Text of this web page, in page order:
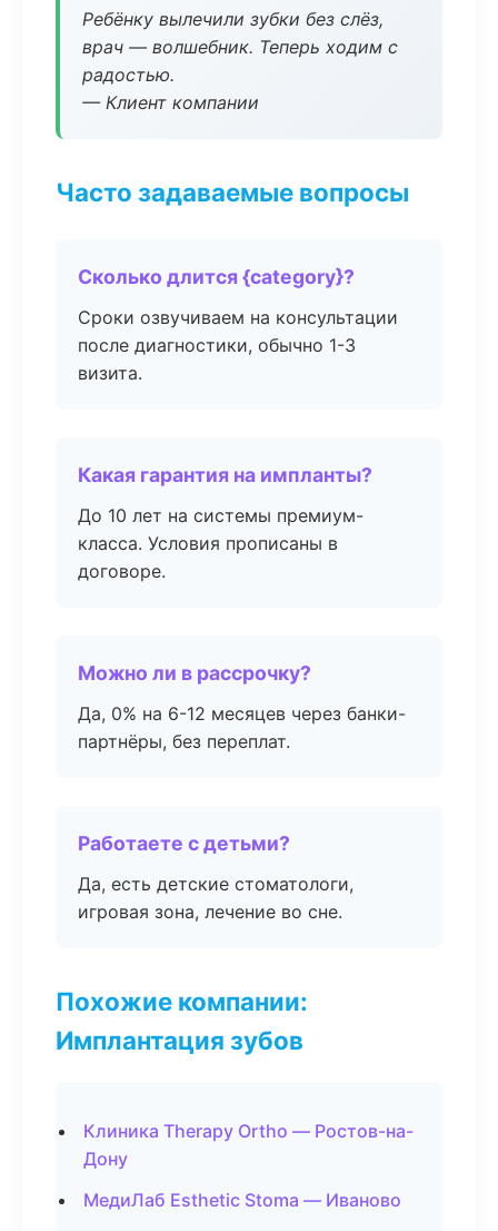
Ребёнку вылечили зубки без слёз,
врач — волшебник. Теперь ходим с
радостью.
— Клиент компании
Часто задаваемые вопросы
Сколько длится {category}?
Сроки озвучиваем на консультации
после диагностики, обычно 1-3
визита.
Какая гарантия на импланты?
До 10 лет на системы премиум-
класса. Условия прописаны в
договоре.
Можно ли в рассрочку?
Да, 0% на 6-12 месяцев через банки-
партнёры, без переплат.
Работаете с детьми?
Да, есть детские стоматологи,
игровая зона, лечение во сне.
Похожие компании:
Имплантация зубов
Клиника Therapy Ortho — Ростов-на-
Дону
МедиЛаб Esthetic Stoma — Иваново